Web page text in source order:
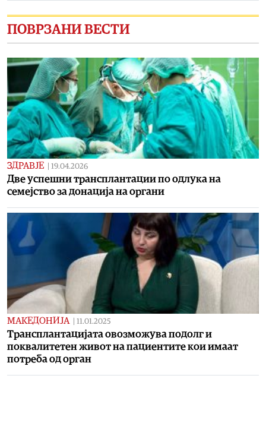
ПОВРЗАНИ ВЕСТИ
ЗДРАВЈЕ 19.04.2026
Две успешни трансплантации по одлука на
семејство за донација на органи
МАКЕДОНИЈА 11.01.2025
Трансплантацијата овозможува подолг и
поквалитетен живот на пациентите кои имаат
потреба од орган